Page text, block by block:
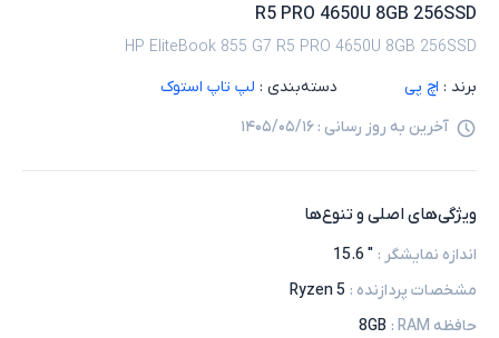
R5 PRO 4650U 8GB 256SSD
HP EliteBook 855 G7 R5 PRO 4650U 8GB 256SSD
برند : اچ پی دسته‌بندی : لپ تاپ استوک
آخرین به روز رسانی : ۱۴۰۵/۰۵/۱۶
ویژگی‌های اصلی و تنوع‌ها
اندازه نمایشگر :
" 15.6
مشخصات پردازنده :
5 Ryzen
حافظه RAM
:
8GB